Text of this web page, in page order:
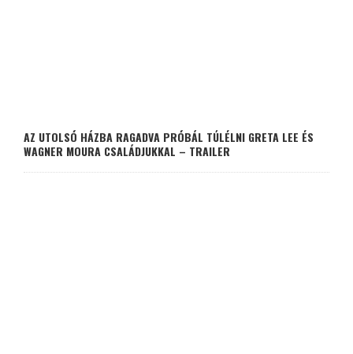
AZ UTOLSÓ HÁZBA RAGADVA PRÓBÁL TÚLÉLNI GRETA LEE ÉS
WAGNER MOURA CSALÁDJUKKAL – TRAILER